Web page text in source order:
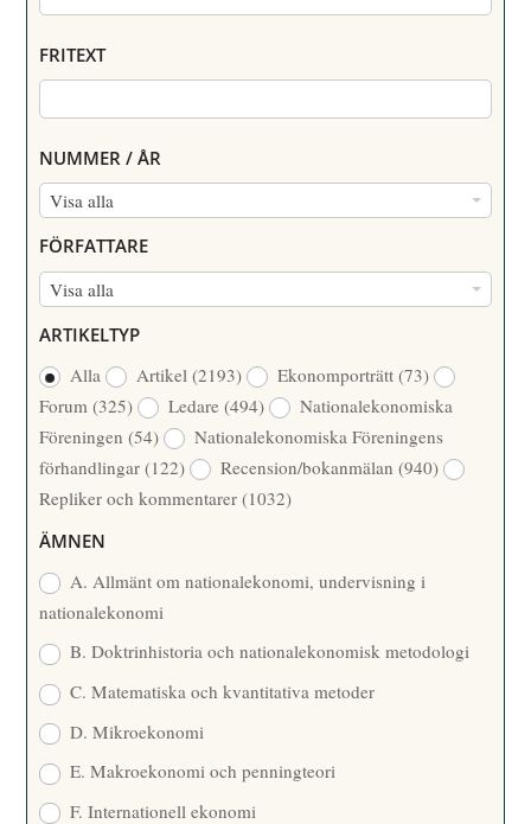
FRITEXT
NUMMER / ÅR
Visa alla
N
M
M
/
Å
R
FÖRFATTARE
Visa alla
R
F
A
T
T
A
R
ARTIKELTYP
Alla
Artikel(2193) Ekonomporträtt(73)
Forum(325) Ledare(494)
Nationalekonomiska
Föreningen(54)
Nationalekonomiska Föreningens
förhandlingar(122) Recension/bokanmälan(940)
Repliker och kommentarer(1032)
ÄMNEN
A. Allmänt om nationalekonomi, undervisning i
nationalekonomi
B. Doktrinhistoria och nationalekonomisk metodologi
C. Matematiska och kvantitativa metoder
D. Mikroekonomi
E. Makroekonomi och penningteori
F. Internationell ekonomi